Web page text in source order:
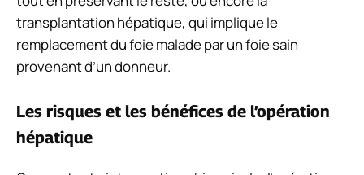
transplantation hépatique, qui implique le
remplacement du foie malade par un foie sain
provenant d’un donneur.
Les risques et les bénéfices de l’opération
hépatique